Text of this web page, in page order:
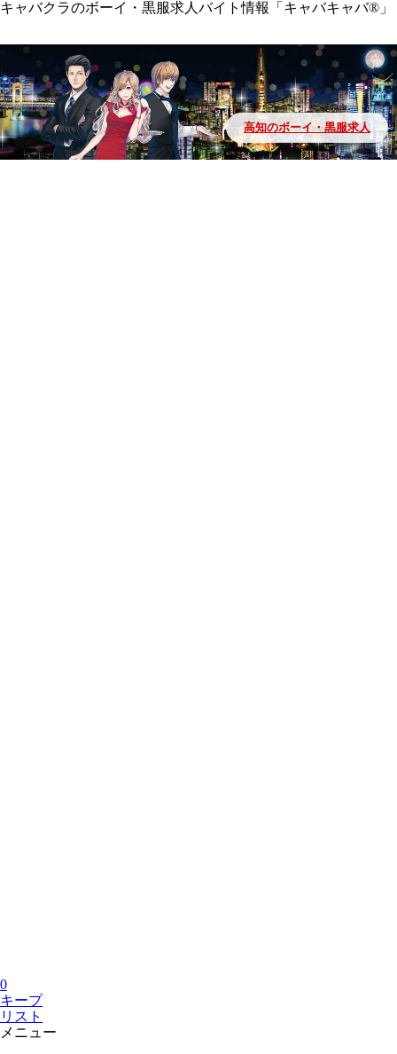
キャバクラのボーイ・黒服求人バイト情報「キャバキャバ®」
0
キープ
リスト
メニュー
高知のボーイ・黒服求人